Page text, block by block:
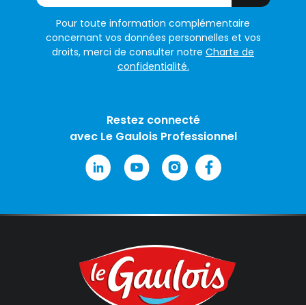
Pour toute information complémentaire
concernant vos données personnelles et vos
droits, merci de consulter notre Charte de
confidentialité.
Restez connecté
avec Le Gaulois Professionnel